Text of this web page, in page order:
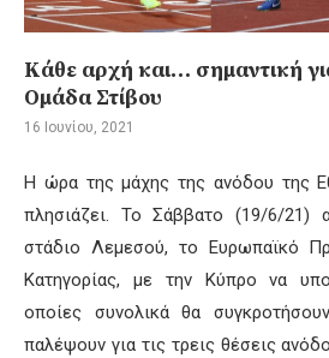
Κάθε αρχή και… σημαντική
Ομάδα Στίβου
16 Ιουνίου, 2021
Η ώρα της μάχης της ανόδου της
πλησιάζει. Το Σάββατο (19/6/21)
στάδιο Λεμεσού, το Ευρωπαϊκό
Κατηγορίας, με την Κύπρο να
οποίες συνολικά θα
παλέψουν για τις τρεις θέσεις